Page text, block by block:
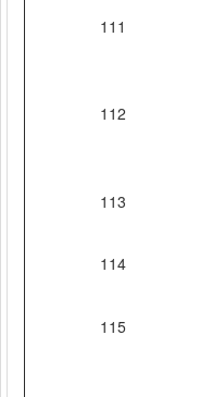
111
112
113
114
115